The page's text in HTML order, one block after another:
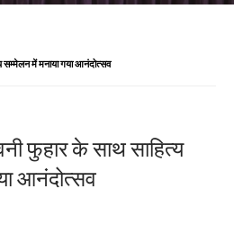
सम्मेलन में मनाया गया आनंदोत्सव
फुहार के साथ साहित्य
आनंदोत्सव